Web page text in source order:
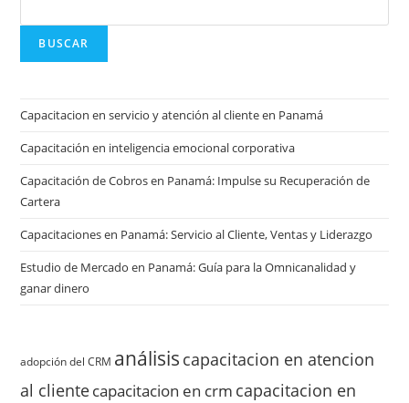
BUSCAR
Capacitacion en servicio y atención al cliente en Panamá
Capacitación en inteligencia emocional corporativa
Capacitación de Cobros en Panamá: Impulse su Recuperación de
Cartera
Capacitaciones en Panamá: Servicio al Cliente, Ventas y Liderazgo
Estudio de Mercado en Panamá: Guía para la Omnicanalidad y
ganar dinero
adopción del CRM análisis capacitacion en atencion
al clientecapacitacion en crm capacitacion en